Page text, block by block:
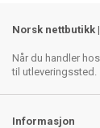
Norsk nettbutikk
Når du handler
til utleveringssted.
Informasjon